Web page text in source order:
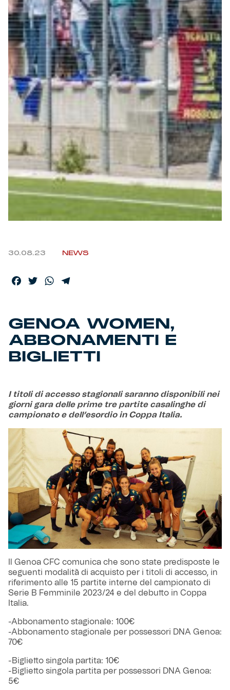
Robe di Kappa x Genoa
Vintage Collection
Red&Blue Voices
Kids
Accessori
Party
Outlet
Helan x Genoa
Isolani x Genoa
Fortissimo batte il mio cuor
30.08.23 NEWS
Facebook
TwitterWhatsApp
GENOA WOMEN,
ABBONAMENTI E
BIGLIETTI
I titoli di accesso stagionali saranno disponibili nei
giorni gara delle prime tre partite casalinghe di
campionato e dell’esordio in Coppa Italia.
Il Genoa CFC comunica che sono state predisposte le
seguenti modalità di acquisto per i titoli di accesso, in
riferimento alle 15 partite interne del campionato di
Serie B Femminile 2023/24 e del debutto in Coppa
Italia.
-Abbonamento stagionale: 100€
-Abbonamento stagionale per possessori DNA Genoa:
70€
-Biglietto singola partita: 10€
-Biglietto singola partita per possessori DNA Genoa:
5€